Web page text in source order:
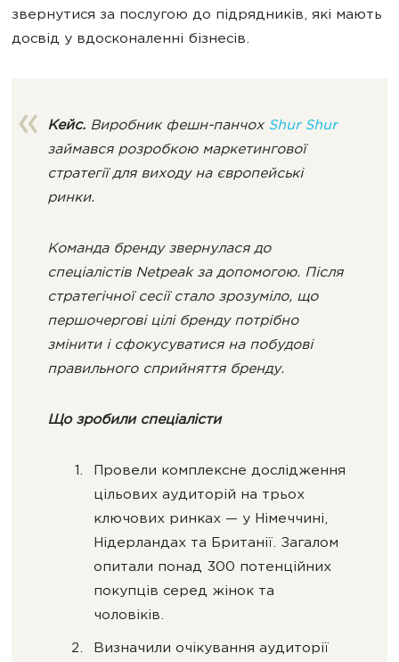
звернутися за послугою до підрядників, які мають
досвід у вдосконаленні бізнесів.
Кейс. Виробник фешн-панчох Shur Shur
займався розробкою маркетингової
стратегії для виходу на європейські
ринки.
Команда бренду звернулася до
спеціалістів Netpeak за допомогою. Після
стратегічної сесії стало зрозуміло, що
першочергові цілі бренду потрібно
змінити і сфокусуватися на побудові
правильного сприйняття бренду.
Що зробили спеціалісти
Провели комплексне дослідження
цільових аудиторій на трьох
ключових ринках — у Німеччині,
Нідерландах та Британії. Загалом
опитали понад 300 потенційних
покупців серед жінок та
чоловіків.
Визначили очікування аудиторії